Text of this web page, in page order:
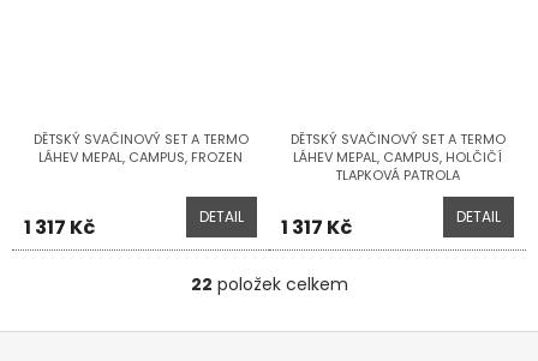
DĚTSKÝ SVAČINOVÝ SET A TERMO
LÁHEV MEPAL, CAMPUS, FROZEN
1 317 Kč DETAIL
DĚTSKÝ SVAČINOVÝ SET A TERMO
LÁHEV MEPAL, CAMPUS, HOLČIČÍ
TLAPKOVÁ PATROLA
1 317 Kč DETAIL
O
l
22 položek celkem
Z